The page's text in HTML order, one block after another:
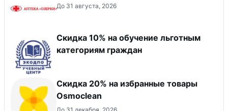
До 31 августа, 2026
Скидка 10% на обучение льготным
категориям граждан
Скидка 20% на избранные товары
Osmoclean